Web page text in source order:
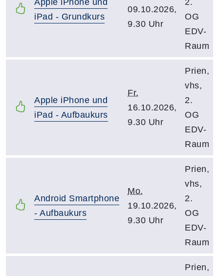
iPad - Grundkurs
09.10.2026,
9.30 Uhr
OG
EDV-
Raum
Apple iPhone und
iPad - Aufbaukurs
Fr.
16.10.2026,
9.30 Uhr
Prien,
vhs,
2.
OG
EDV-
Raum
Android Smartphone
- Aufbaukurs
Mo.
19.10.2026,
9.30 Uhr
Prien,
vhs,
2.
OG
EDV-
Raum
Prien,